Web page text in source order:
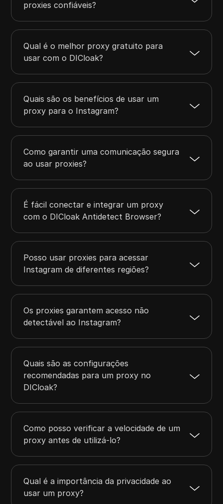
proxies confiáveis?
Qual é o melhor proxy gratuito para
usar com o DICloak?
Quais são os benefícios de usar um
proxy para o Instagram?
Como garantir uma comunicação segura
ao usar proxies?
É fácil conectar e integrar um proxy
com o DICloak Antidetect Browser?
Posso usar proxies para acessar
Instagram de diferentes regiões?
Os proxies garantem acesso não
detectável ao Instagram?
Quais são as configurações
recomendadas para um proxy no
DICloak?
Como posso verificar a velocidade de um
proxy antes de utilizá-lo?
Qual é a importância da privacidade ao
usar um proxy?